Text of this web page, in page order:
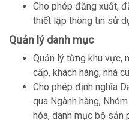
Cho phép đăng xuất,
thiết lập thông tin sử
Quản lý danh mục
Quản lý từng khu vực,
cấp, khách hàng, nhà
Cho phép định nghĩa
qua Ngành hàng,
hóa, danh mục bộ sản